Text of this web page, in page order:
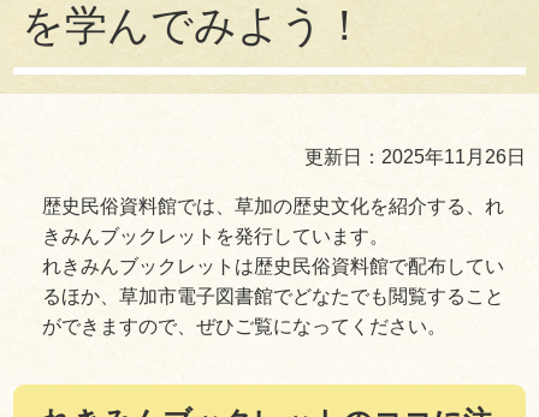
を学んでみよう！
更新日：2025年11月26日
歴史民俗資料館では、草加の歴史文化を紹介する、れ
きみんブックレットを発行しています。
れきみんブックレットは歴史民俗資料館で配布してい
るほか、草加市電子図書館でどなたでも閲覧すること
ができますので、ぜひご覧になってください。